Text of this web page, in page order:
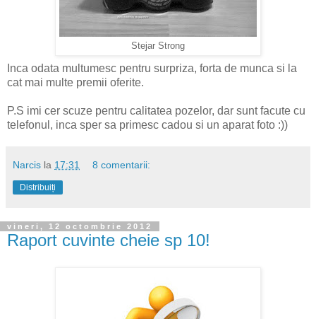
Stejar Strong
Inca odata multumesc pentru surpriza, forta de munca si la
cat mai multe premii oferite.
P.S imi cer scuze pentru calitatea pozelor, dar sunt facute cu
telefonul, inca sper sa primesc cadou si un aparat foto :))
Narcis la 17:31 8 comentarii:
Distribuiți
vineri, 12 octombrie 2012
Raport cuvinte cheie sp 10!